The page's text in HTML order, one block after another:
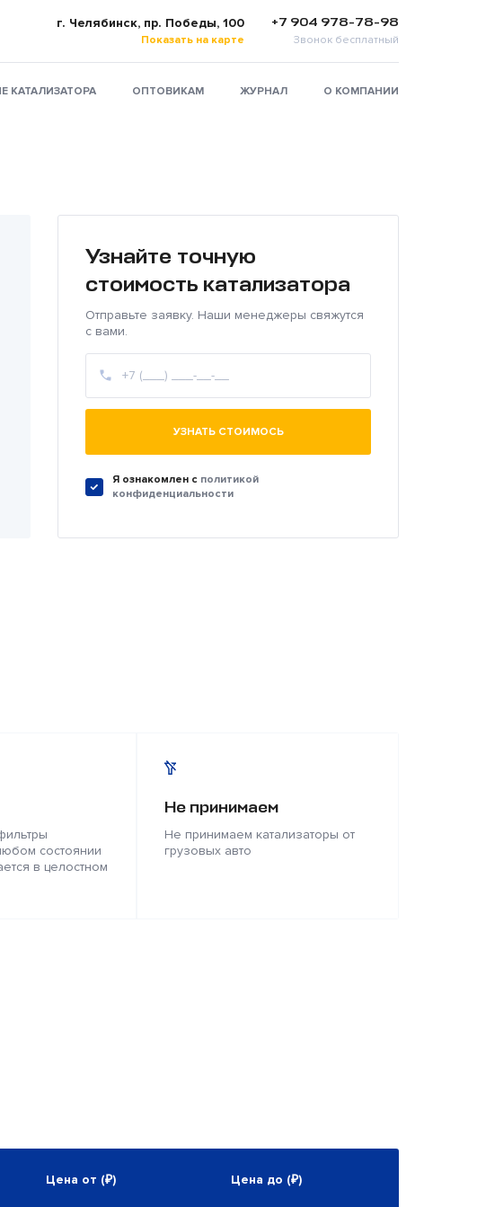
г. Челябинск, пр. Победы, 100
Показать на карте
+7 904 978-78-98
Звонок бесплатный
КАТАЛИЗАТОРА ОПТОВИКАМ ЖУРНАЛ О КОМПАНИИ
Узнайте точную
стоимость катализатора
Отправьте заявку. Наши менеджеры свяжутся
с вами.
УЗНАТЬ СТОИМОСЬ
Я ознакомлен c политикой
конфиденциальности
состоянии
в целостном
Не принимаем
Не принимаем катализаторы от
грузовых авто
Цена от (₽) Цена до (₽)